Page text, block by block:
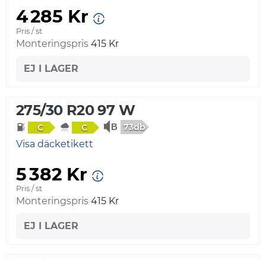
4 285 Kr
Pris / st
Monteringspris 415 Kr
EJ I LAGER
275/30 R20 97 W
C C 73db
Visa däcketikett
5 382 Kr
Pris / st
Monteringspris 415 Kr
EJ I LAGER